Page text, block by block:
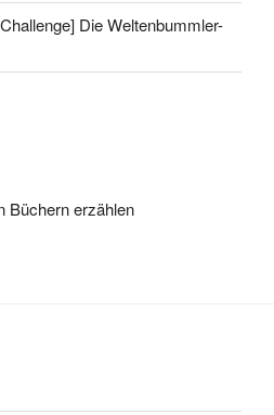
Die Weltenbummler-